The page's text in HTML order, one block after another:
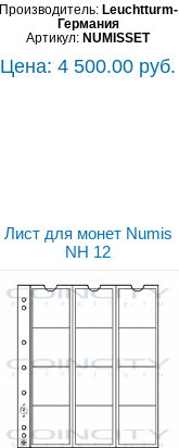
Производитель: Leuchtturm-
Германия
Артикул: NUMISSET
Цена: 4 500.00 руб.
Лист для монет Numis
NH 12